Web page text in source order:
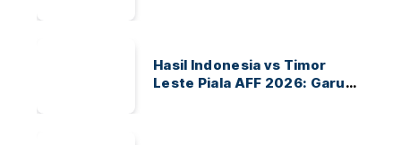
Hasil Indonesia vs Timor
Leste Piala AFF 2026: Garuda